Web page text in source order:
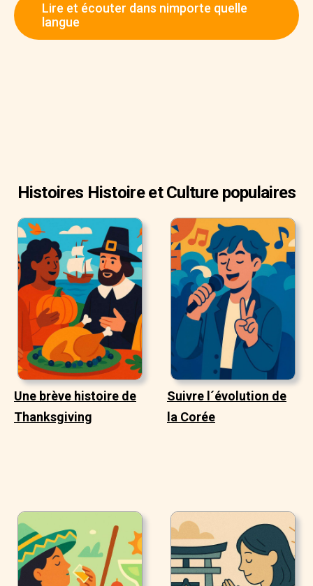
traditions anciennes dans les fêtes modernes. Aujourd’hui
nous allons regarder quelques-unes des fêtes les plus
Lire et écouter dans nimporte quelle
langue
Histoires Histoire et Culture populaires
Une brève histoire de
Thanksgiving
Suivre l´évolution de
la Corée